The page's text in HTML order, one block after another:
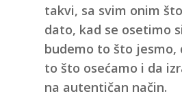
takvi, sa svim onim
dato, kad se osetimo
budemo to što jesmo,
to što osećamo i da
na autentičan način.